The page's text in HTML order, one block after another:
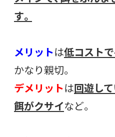
す。
メリットは低コスト
かなり親切。
デメリットは回遊し
餌がクサイなど。